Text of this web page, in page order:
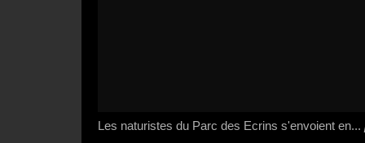
Les naturistes du Parc des Ecrins s'envoient en...